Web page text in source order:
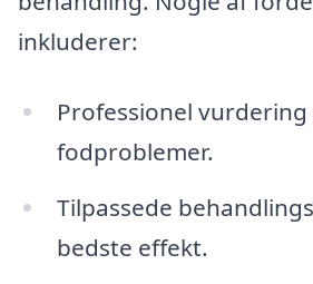
inkluderer:
Professionel vurdering
fodproblemer.
Tilpassede
bedste effekt.